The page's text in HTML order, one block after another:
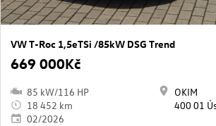
VW T-Roc 1,5eTSi /85kW DSG Trend
669 000Kč
85 kW/116 HP
18 452 km
02/2026
OKIM
400 01